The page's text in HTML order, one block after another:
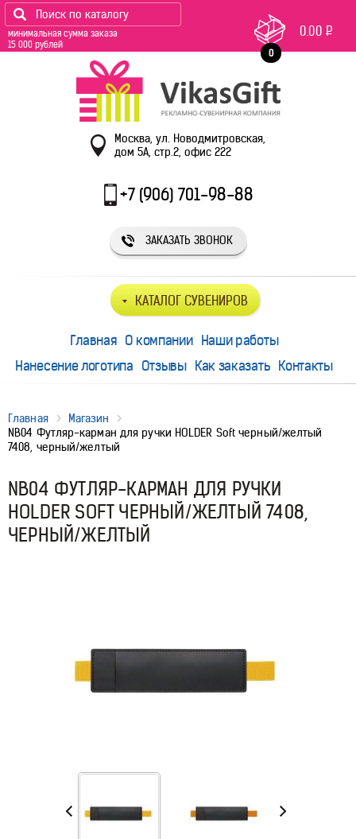
минимальная сумма заказа
15 000 рублей
0
0.00 Р
Москва, ул. Новодмитровская,
дом 5А, стр.2, офис 222
+7 (906) 701-98-88
ЗАКАЗАТЬ ЗВОНОК
КАТАЛОГ СУВЕНИРОВ
Главная О компании Наши работы
Нанесение логотипа Отзывы Как заказать Контакты
Главная
Магазин
NB04 Футляр-карман для ручки HOLDER Soft черный/желтый
7408, черный/желтый
NB04 ФУТЛЯР-КАРМАН ДЛЯ РУЧКИ
HOLDER SOFT ЧЕРНЫЙ/ЖЕЛТЫЙ 7408,
ЧЕРНЫЙ/ЖЕЛТЫЙ